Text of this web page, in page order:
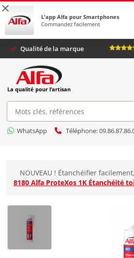
×
L'app Alfa pour Smartphones
Commandez facilement
Qualité de la marque
La qualité pour l’artisan
WhatsApp Téléphone:
NOUVEAU ! Étanchéifier
8180 Alfa ProteXos 1K Étanchéité